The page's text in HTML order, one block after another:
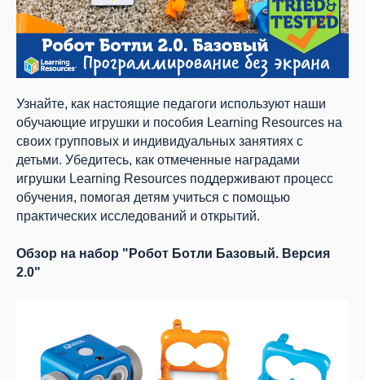
Узнайте, как настоящие педагоги используют наши
обучающие игрушки и пособия Learning Resources на
своих групповых и индивидуальных занятиях с
детьми. Убедитесь, как отмеченные наградами
игрушки Learning Resources поддерживают процесс
обучения, помогая детям учиться с помощью
практических исследований и открытий.
Обзор на набор "Робот Ботли Базовый. Версия
2.0"